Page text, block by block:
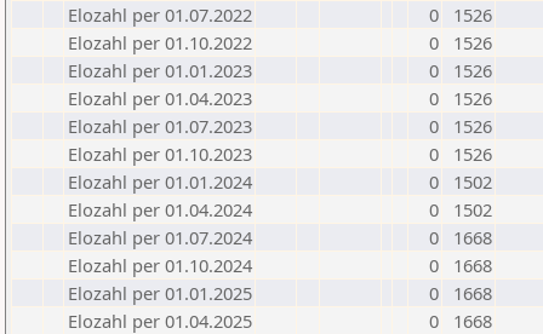
Elozahl per 01.07.2022
0
1526
Elozahl per 01.10.2022
0
1526
Elozahl per 01.01.2023
0
1526
Elozahl per 01.04.2023
0
1526
Elozahl per 01.07.2023
0
1526
Elozahl per 01.10.2023
0
1526
Elozahl per 01.01.2024
0
1502
Elozahl per 01.04.2024
0
1502
Elozahl per 01.07.2024
0
1668
Elozahl per 01.10.2024
0
1668
Elozahl per 01.01.2025
0
1668
Elozahl per 01.04.2025
0
1668